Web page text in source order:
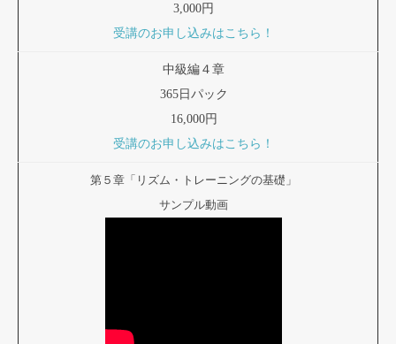
3,000円
受講のお申し込みはこちら！
中級編４章
365日パック
16,000円
受講のお申し込みはこちら！
第５章「リズム・トレーニングの基礎」
サンプル動画